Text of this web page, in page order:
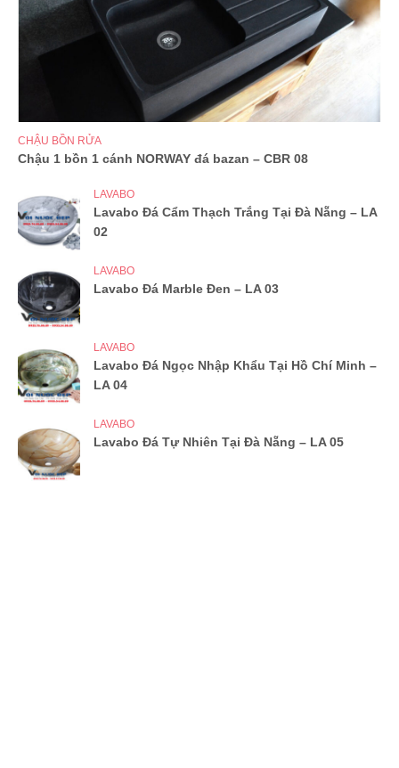
CHẬU BỒN RỬA
Chậu 1 bồn 1 cánh NORWAY đá bazan – CBR 08
LAVABO
Lavabo Đá Cẩm Thạch Trắng Tại Đà Nẵng – LA
02
LAVABO
Lavabo Đá Marble Đen – LA 03
LAVABO
Lavabo Đá Ngọc Nhập Khẩu Tại Hồ Chí Minh –
LA 04
LAVABO
Lavabo Đá Tự Nhiên Tại Đà Nẵng – LA 05